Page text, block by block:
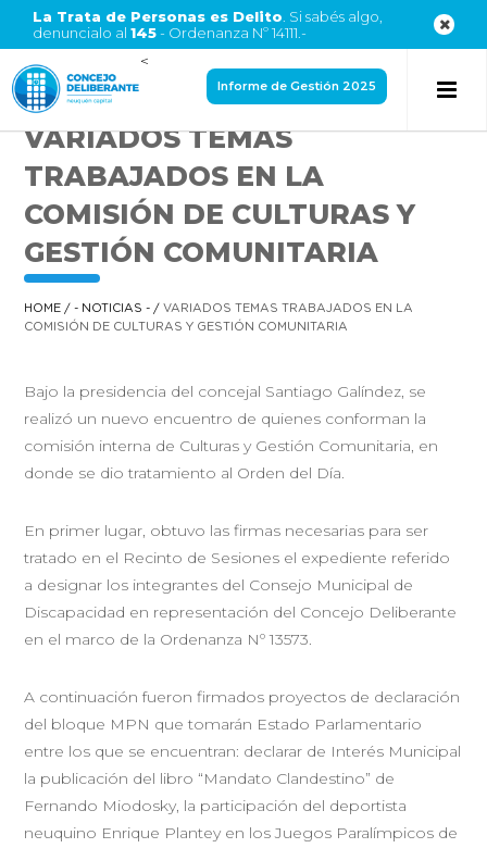
La Trata de Personas es Delito . Si sabés algo,
denuncialo al 145- Ordenanza Nº 14111.-
<
Informe de Gestión 2025
VARIADOS TEMAS
TRABAJADOS EN LA
COMISIÓN DE CULTURAS Y
GESTIÓN COMUNITARIA
HOME /- NOTICIAS - /VARIADOS TEMAS TRABAJADOS EN LA
COMISIÓN DE CULTURAS Y GESTIÓN COMUNITARIA
Bajo la presidencia del concejal Santiago Galíndez, se
realizó un nuevo encuentro de quienes conforman la
comisión interna de Culturas y Gestión Comunitaria, en
donde se dio tratamiento al Orden del Día.
En primer lugar, obtuvo las firmas necesarias para ser
tratado en el Recinto de Sesiones el expediente referido
a designar los integrantes del Consejo Municipal de
Discapacidad en representación del Concejo Deliberante
en el marco de la Ordenanza Nº 13573.
A continuación fueron firmados proyectos de declaración
del bloque MPN que tomarán Estado Parlamentario
entre los que se encuentran: declarar de Interés Municipal
la publicación del libro “Mandato Clandestino” de
Fernando Miodosky, la participación del deportista
neuquino Enrique Plantey en los Juegos Paralímpicos de